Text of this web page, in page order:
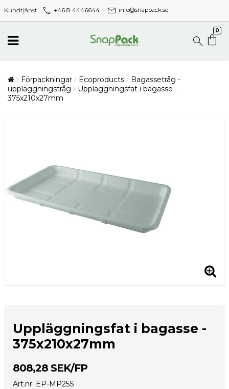
Kundtjänst call +46 8 4446644 mail info@snappack.se
0
Förpackningar Ecoproducts
Bagassetråg -
uppläggningstråg
Uppläggningsfat i bagasse -
375x210x27mm
Uppläggningsfat i bagasse -
375x210x27mm
808,28 SEK/FP
Art.nr: EP-MP25S